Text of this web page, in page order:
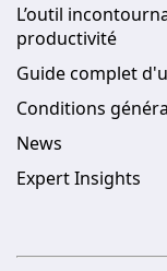
L’outil
productivité
Guide complet
Conditions
News
Expert Insights